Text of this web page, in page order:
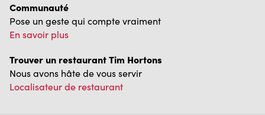
Communauté
Pose un geste qui compte vraiment
En savoir plus
Trouver un restaurant Tim Hortons
Nous avons hâte de vous servir
Localisateur de restaurant